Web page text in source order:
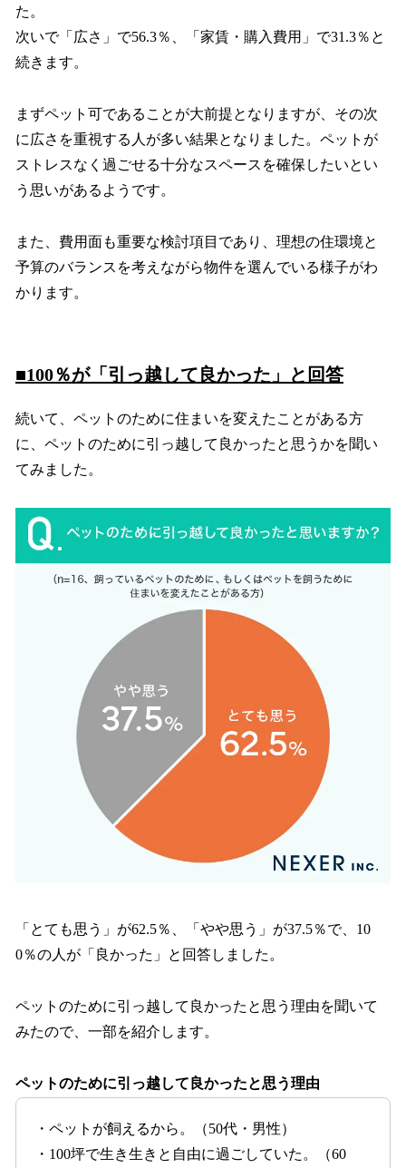
た。
次いで「広さ」で56.3％、「家賃・購入費用」で31.3％と
続きます。
まずペット可であることが大前提となりますが、その次
に広さを重視する人が多い結果となりました。ペットが
ストレスなく過ごせる十分なスペースを確保したいとい
う思いがあるようです。
また、費用面も重要な検討項目であり、理想の住環境と
予算のバランスを考えながら物件を選んでいる様子がわ
かります。
■100％が「引っ越して良かった」と回答
続いて、ペットのために住まいを変えたことがある方
に、ペットのために引っ越して良かったと思うかを聞い
てみました。
「とても思う」が62.5％、「やや思う」が37.5％で、10
0％の人が「良かった」と回答しました。
ペットのために引っ越して良かったと思う理由を聞いて
みたので、一部を紹介します。
ペットのために引っ越して良かったと思う理由
・ペットが飼えるから。（50代・男性）
・100坪で生き生きと自由に過ごしていた。（60